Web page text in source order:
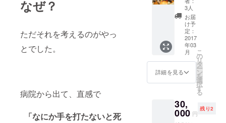
なぜ？
ただそれを考えるのがやっ
とでした。
病院から出て、直感で
「なにか手を打たないと死
は、
パート
ナー
シップ
Plusの
HPを参
照。
展示会
ブース
２万円
相当 ※
お1人１
枠の
み、お
申し込
みでお
願いし
ます。
日 ２
０１７
年２月
3人
お届
け予
定：
2017
年03
月
詳細を見る
こ
の
リ
タ
ー
ン
を
選
択
す
る
30,
000 円
残り2